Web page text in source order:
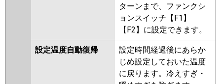
ターンまで、ファンクシ
ョンスイッチ【F1】
【F2】に設定できます。
設定温度自動復帰
設定時間経過後にあらか
じめ設定しておいた温度
に戻ります。冷えすぎ・